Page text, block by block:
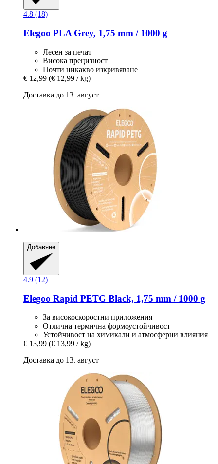
4.8 (18)
Elegoo PLA Grey, 1,75 mm / 1000 g
Лесен за печат
Висока прецизност
Почти никакво изкривяване
€ 12,99 (€ 12,99 / kg)
Доставка до 13. август
Добавяне
4.9 (12)
Elegoo Rapid PETG Black, 1,75 mm / 1000 g
За високоскоростни приложения
Отлична термична формоустойчивост
Устойчивост на химикали и атмосферни влияния
€ 13,99 (€ 13,99 / kg)
Доставка до 13. август